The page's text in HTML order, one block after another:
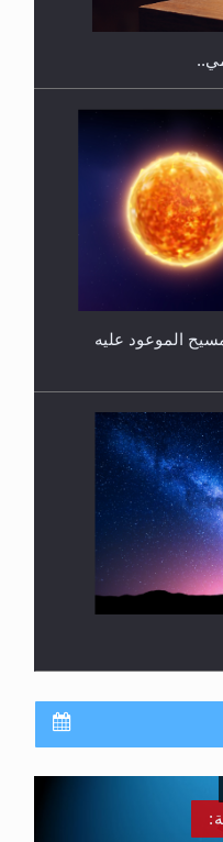
أحمد أيده الله في
الموعود عليه